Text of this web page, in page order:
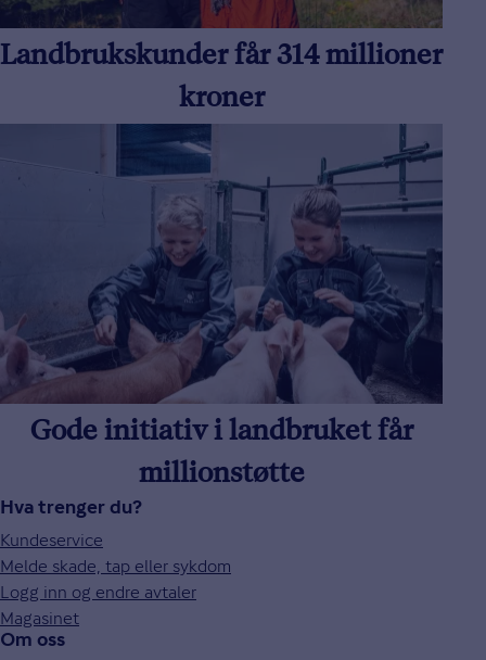
Landbrukskunder får 314 millioner
kroner
Gode initiativ i landbruket får
millionstøtte
Hva trenger du?
Kundeservice
Melde skade, tap eller sykdom
Logg inn og endre avtaler
Magasinet
Om oss